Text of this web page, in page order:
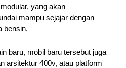
yang akan
mampu sejajar dengan
bensin.
baru, mobil baru tersebut juga
arsitektur 400v, atau platform